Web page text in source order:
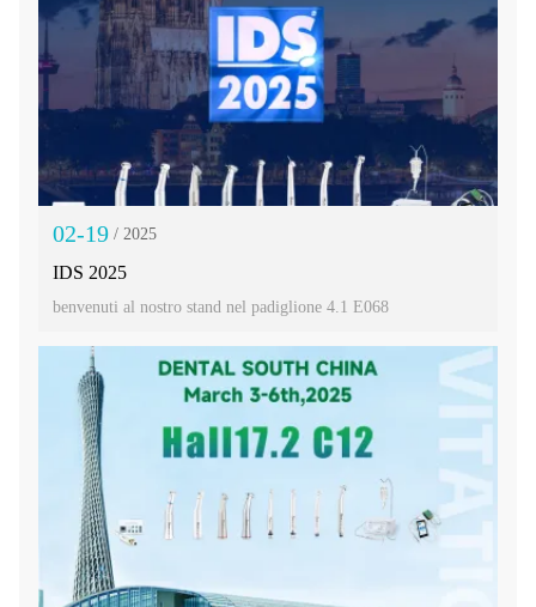
02-19 / 2025
IDS 2025
benvenuti al nostro stand nel padiglione 4.1 E068